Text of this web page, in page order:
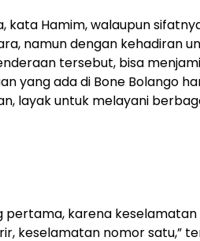
kata Hamim, walaupun
namun dengan kehadiran
tersebut, bisa
yang ada di Bone Bolango
layak untuk melayani
pertama, karena
keselamatan nomor satu,”